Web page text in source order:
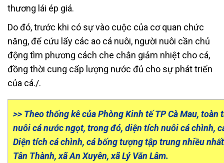
thương lái ép giá.
Do đó, trước khi có sự vào cuộc của cơ quan chức
năng, để cứu lấy các ao cá nuôi, người nuôi cần chủ
động tìm phương cách che chắn giảm nhiệt cho cá,
đồng thời cung cấp lượng nước đủ cho sự phát triển
của cá./.
>> Theo thống kê của Phòng Kinh tế TP Cà Mau, toàn
nuôi cá nước ngọt, trong đó, diện tích nuôi cá chình,
Diện tích cá chình, cá bống tượng tập trung nhiều
Tân Thành, xã An Xuyên, xã Lý Văn Lâm.